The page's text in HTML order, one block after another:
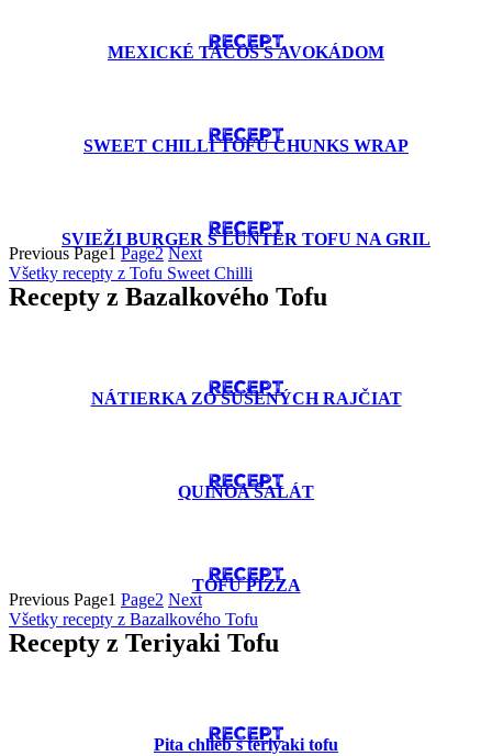
RECEPT
MEXICKÉ TACOS S AVOKÁDOM
RECEPT
SWEET CHILLI TOFU CHUNKS WRAP
RECEPT
SVIEŽI BURGER S LUNTER TOFU NA GRIL
Previous Page1 Page2 Next
Všetky recepty z Tofu Sweet Chilli
Recepty z Bazalkového Tofu
RECEPT
NÁTIERKA ZO SUŠENÝCH RAJČIAT
RECEPT
QUINOA ŠALÁT
RECEPT
TOFU PIZZA
Previous Page1 Page2 Next
Všetky recepty z Bazalkového Tofu
Recepty z Teriyaki Tofu
RECEPT
Pita chlieb s teriyaki tofu